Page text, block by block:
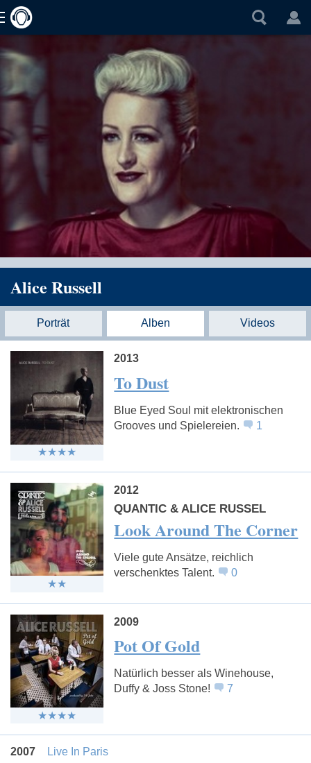
Alice Russell
Porträt Alben Videos
2013
To Dust
Blue Eyed Soul mit elektronischen
Grooves und Spielereien.
1
2012
QUANTIC & ALICE RUSSEL
Look Around The Corner
Viele gute Ansätze, reichlich
verschenktes Talent.
0
2009
Pot Of Gold
Natürlich besser als Winehouse,
Duffy & Joss Stone!
7
2007 Live In Paris